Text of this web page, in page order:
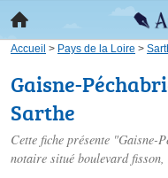
Accueil > Pays de la Loire >
Gaisne-
Sarthe
Cette fiche présente "Gaisne-
notaire situé boulevard fisson,